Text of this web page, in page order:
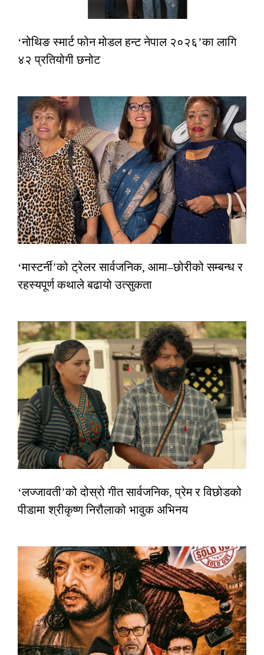
‘नोथिङ स्मार्ट फोन मोडल हन्ट नेपाल २०२६’का लागि
४२ प्रतियोगी छनोट
‘मास्टर्नी’को ट्रेलर सार्वजनिक, आमा–छोरीको सम्बन्ध र
रहस्यपूर्ण कथाले बढायो उत्सुकता
‘लज्जावती’को दोस्रो गीत सार्वजनिक, प्रेम र विछोडको
पीडामा श्रीकृष्ण निरौलाको भावुक अभिनय